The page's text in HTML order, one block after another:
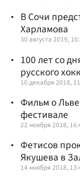
В Сочи
Харламова
30 августа 2019,
100 лет со
русского
10 декабря 2018,
Фильм о
фестивале
22 ноября 2018,
Фетисов
Якушева в
14 ноября 2018,